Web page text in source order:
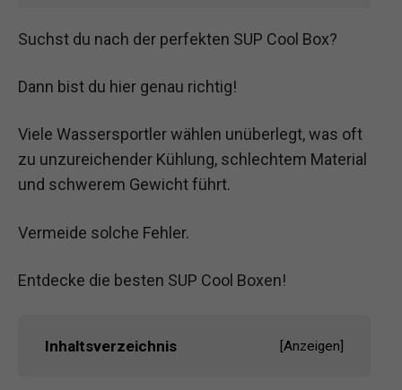
Suchst du nach der perfekten SUP Cool Box?
Dann bist du hier genau richtig!
Viele Wassersportler wählen unüberlegt, was oft
zu unzureichender Kühlung, schlechtem Material
und schwerem Gewicht führt.
Vermeide solche Fehler.
Entdecke die besten SUP Cool Boxen!
Inhaltsverzeichnis [Anzeigen]